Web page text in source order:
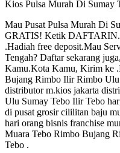
Kios Pulsa Murah Di Sumay
Mau Pusat Pulsa Murah Di
GRATIS! Ketik
.Hadiah free deposit.Mau
Tengah? Daftar sekarang
Kamu.Kota Kamu, Kirim ke
Bujang Rimbo Ilir Rimbo Ulu
distributor m.kios jakarta
Ulu Sumay Tebo Ilir Tebo
di pusat grosir cililitan baju
hari orang bisnis franchise
Muara Tebo Rimbo Bujang
Tebo .